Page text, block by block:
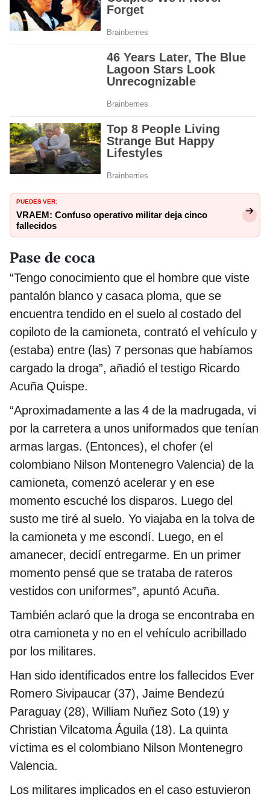
PUEDES VER:
VRAEM: Confuso operativo militar deja cinco
fallecidos
Pase de coca
“Tengo conocimiento que el hombre que viste
pantalón blanco y casaca ploma, que se
encuentra tendido en el suelo al costado del
copiloto de la camioneta, contrató el vehículo y
(estaba) entre (las) 7 personas que habíamos
cargado la droga”, añadió el testigo Ricardo
Acuña Quispe.
“Aproximadamente a las 4 de la madrugada, vi
por la carretera a unos uniformados que tenían
armas largas. (Entonces), el chofer (el
colombiano Nilson Montenegro Valencia) de la
camioneta, comenzó acelerar y en ese
momento escuché los disparos. Luego del
susto me tiré al suelo. Yo viajaba en la tolva de
la camioneta y me escondí. Luego, en el
amanecer, decidí entregarme. En un primer
momento pensé que se trataba de rateros
vestidos con uniformes”, apuntó Acuña.
También aclaró que la droga se encontraba en
otra camioneta y no en el vehículo acribillado
por los militares.
Han sido identificados entre los fallecidos Ever
Romero Sivipaucar (37), Jaime Bendezú
Paraguay (28), William Nuñez Soto (19) y
Christian Vilcatoma Águila (18). La quinta
víctima es el colombiano Nilson Montenegro
Valencia.
Los militares implicados en el caso estuvieron